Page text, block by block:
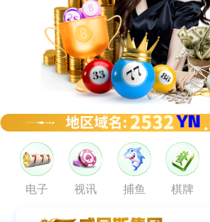
电子 视讯 捕鱼 棋牌